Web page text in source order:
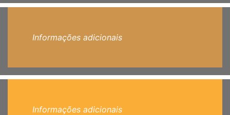
Informações adicionais
Informações adicionais